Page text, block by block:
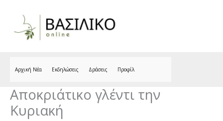
Αρχική Νέα Εκδηλώσεις Δράσεις Προφίλ
Αποκριάτικο γλέντι την
Κυριακή